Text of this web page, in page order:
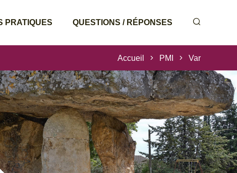
PRATIQUES QUESTIONS / RÉPONSES
Accueil PMI Var